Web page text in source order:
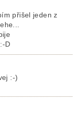
přišel jeden z
D
:-)